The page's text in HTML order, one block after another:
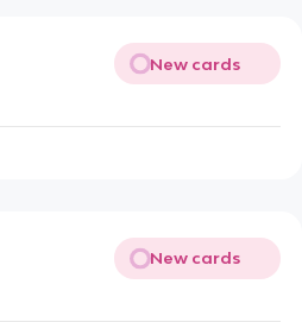
New cards
New cards